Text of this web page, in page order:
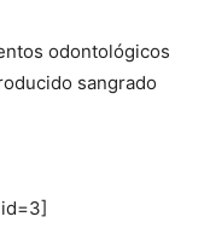
odontológicos
sangrado